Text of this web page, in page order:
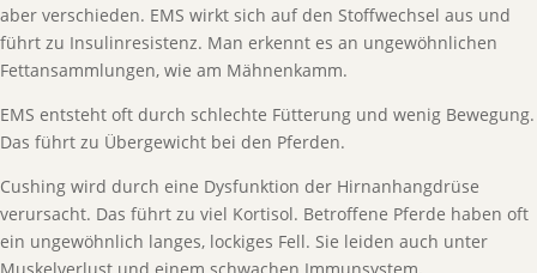
aber verschieden. EMS wirkt sich auf den Stoffwechsel aus und
führt zu Insulinresistenz. Man erkennt es an ungewöhnlichen
Fettansammlungen, wie am Mähnenkamm.
EMS entsteht oft durch schlechte Fütterung und wenig Bewegung.
Das führt zu Übergewicht bei den Pferden.
Cushing wird durch eine Dysfunktion der Hirnanhangdrüse
verursacht. Das führt zu viel Kortisol. Betroffene Pferde haben oft
ein ungewöhnlich langes, lockiges Fell. Sie leiden auch unter